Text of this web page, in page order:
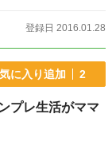
登録日 2016.01.28
に入り追加 2
プレ生活がママ